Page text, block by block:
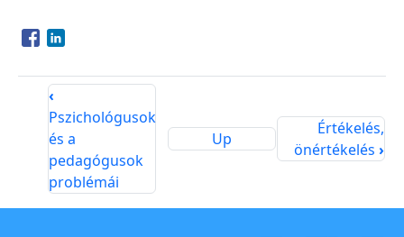
Opens in a new window
Opens in a new window
‹
Pszichológusok
és a
pedagógusok
problémái
Up
Értékelés,
önértékelés›